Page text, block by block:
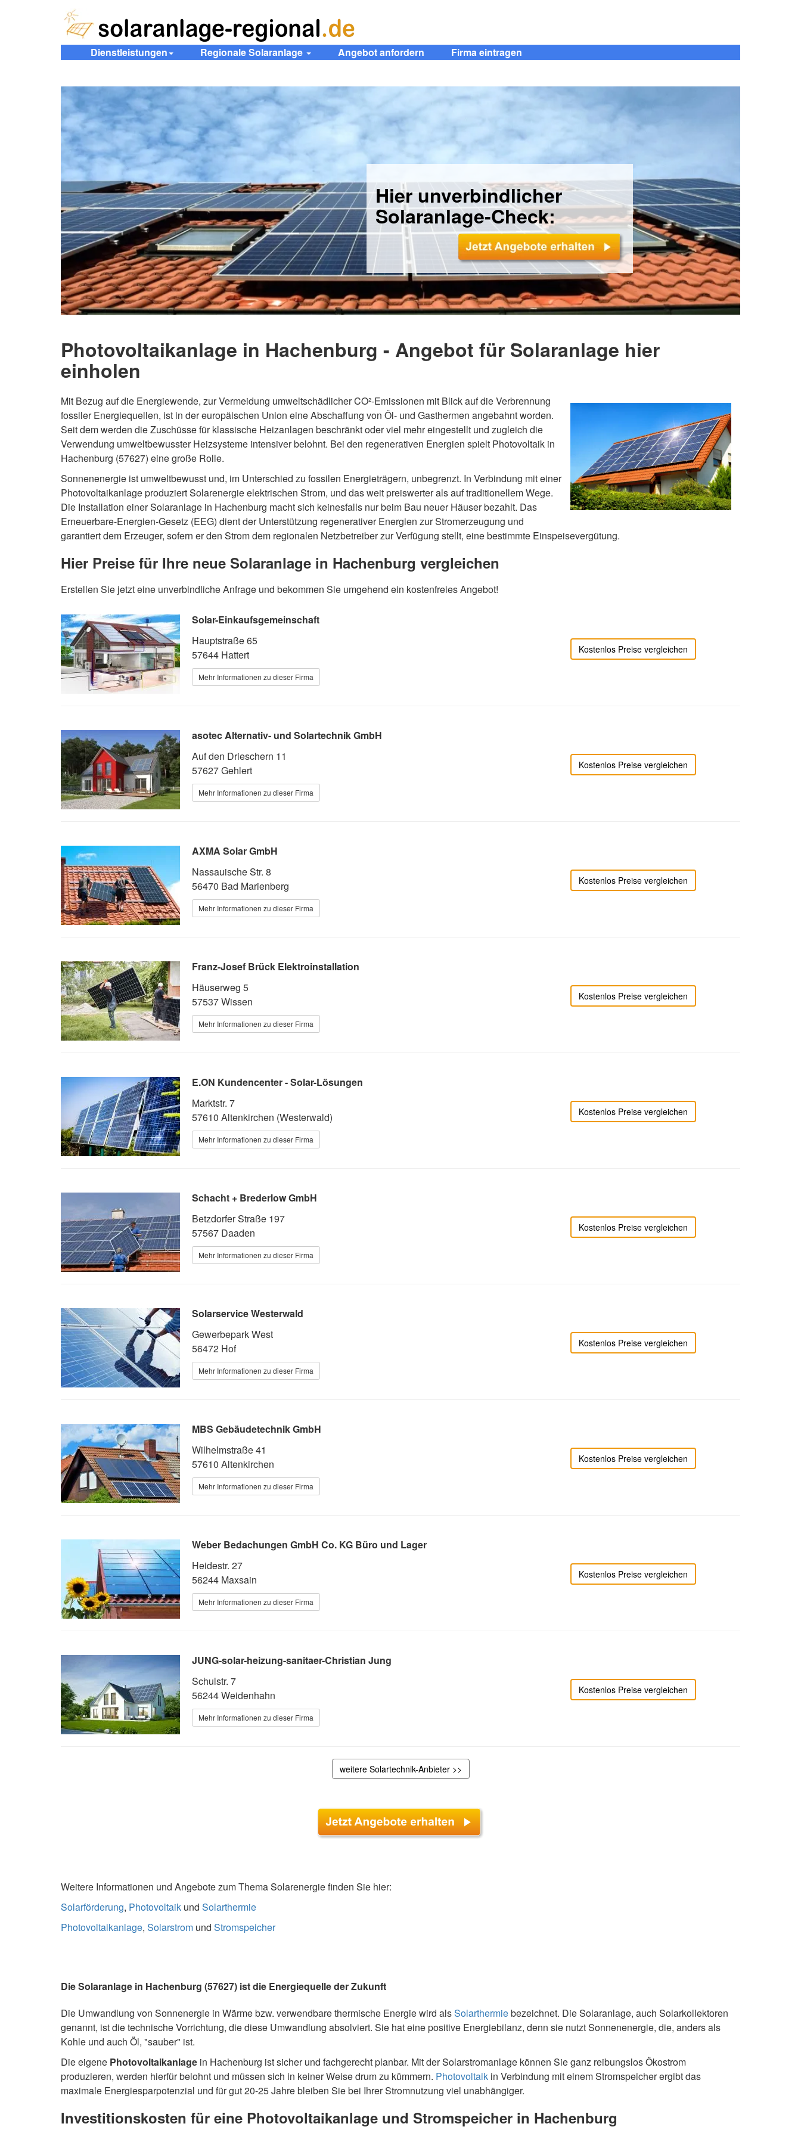
Dienstleistungen Regionale Solaranlage Angebot anfordern Firma eintragen
Hier unverbindlicher
Solaranlage-Check:
Photovoltaikanlage in Hachenburg - Angebot für Solaranlage hier
einholen
Mit Bezug auf die Energiewende, zur Vermeidung umweltschädlicher CO²-Emissionen mit Blick auf die Verbrennung
fossiler Energiequellen, ist in der europäischen Union eine Abschaffung von Öl- und Gasthermen angebahnt worden.
Seit dem werden die Zuschüsse für klassische Heizanlagen beschränkt oder viel mehr eingestellt und zugleich die
Verwendung umweltbewusster Heizsysteme intensiver belohnt. Bei den regenerativen Energien spielt Photovoltaik in
Hachenburg (57627) eine große Rolle.
Sonnenenergie ist umweltbewusst und, im Unterschied zu fossilen Energieträgern, unbegrenzt. In Verbindung mit einer
Photovoltaikanlage produziert Solarenergie elektrischen Strom, und das weit preiswerter als auf traditionellem Wege.
Die Installation einer Solaranlage in Hachenburg macht sich keinesfalls nur beim Bau neuer Häuser bezahlt. Das
Erneuerbare-Energien-Gesetz (EEG) dient der Unterstützung regenerativer Energien zur Stromerzeugung und
garantiert dem Erzeuger, sofern er den Strom dem regionalen Netzbetreiber zur Verfügung stellt, eine bestimmte Einspeisevergütung.
Hier Preise für Ihre neue Solaranlage in Hachenburg vergleichen
Erstellen Sie jetzt eine unverbindliche Anfrage und bekommen Sie umgehend ein kostenfreies Angebot!
Solar-Einkaufsgemeinschaft
Hauptstraße 65
57644 Hattert
Mehr Informationen zu dieser Firma
Kostenlos Preise vergleichen
asotec Alternativ- und Solartechnik GmbH
Auf den Drieschern 11
57627 Gehlert
Mehr Informationen zu dieser Firma
Kostenlos Preise vergleichen
AXMA Solar GmbH
Nassauische Str. 8
56470 Bad Marienberg
Mehr Informationen zu dieser Firma
Kostenlos Preise vergleichen
Franz-Josef Brück Elektroinstallation
Häuserweg 5
57537 Wissen
Mehr Informationen zu dieser Firma
Kostenlos Preise vergleichen
E.ON Kundencenter - Solar-Lösungen
Marktstr. 7
57610 Altenkirchen (Westerwald)
Mehr Informationen zu dieser Firma
Kostenlos Preise vergleichen
Schacht + Brederlow GmbH
Betzdorfer Straße 197
57567 Daaden
Mehr Informationen zu dieser Firma
Kostenlos Preise vergleichen
Solarservice Westerwald
Gewerbepark West
56472 Hof
Mehr Informationen zu dieser Firma
Kostenlos Preise vergleichen
MBS Gebäudetechnik GmbH
Wilhelmstraße 41
57610 Altenkirchen
Mehr Informationen zu dieser Firma
Kostenlos Preise vergleichen
Weber Bedachungen GmbH Co. KG Büro und Lager
Heidestr. 27
56244 Maxsain
Mehr Informationen zu dieser Firma
Kostenlos Preise vergleichen
JUNG-solar-heizung-sanitaer-Christian Jung
Schulstr. 7
56244 Weidenhahn
Mehr Informationen zu dieser Firma
Kostenlos Preise vergleichen
weitere Solartechnik-Anbieter >>
Weitere Informationen und Angebote zum Thema Solarenergie finden Sie hier:
Solarförderung, Photovoltaik und Solarthermie
Photovoltaikanlage, Solarstrom und Stromspeicher
Die Solaranlage in Hachenburg (57627) ist die Energiequelle der Zukunft
Die Umwandlung von Sonnenergie in Wärme bzw. verwendbare thermische Energie wird alsSolarthermiebezeichnet. Die Solaranlage, auch Solarkollektoren
genannt, ist die technische Vorrichtung, die diese Umwandlung absolviert. Sie hat eine positive Energiebilanz, denn sie nutzt Sonnenenergie, die, anders als
Kohle und auch Öl, "sauber" ist.
Die eigene Photovoltaikanlage in Hachenburg ist sicher und fachgerecht planbar. Mit der Solarstromanlage können Sie ganz reibungslos Ökostrom
produzieren, werden hierfür belohnt und müssen sich in keiner Weise drum zu kümmern. Photovoltaik in Verbindung mit einem Stromspeicher ergibt das
maximale Energiesparpotenzial und für gut 20-25 Jahre bleiben Sie bei Ihrer Stromnutzung viel unabhängiger.
Investitionskosten für eine Photovoltaikanlage und Stromspeicher in Hachenburg